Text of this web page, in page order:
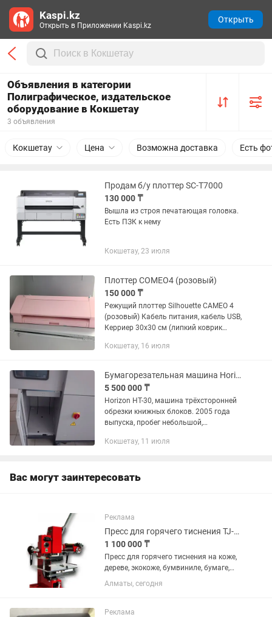
Объявления в категории
Полиграфическое, издательское
оборудование в Кокшетау
3 объявления
Кокшетау Цена Возможна доставка Есть
Продам б/у плоттер SC-T7000
130 000 ₸
Вышла из строя печатающая головка.
Есть ПЗК к нему
Кокшетау, 23 июля
Плоттер COMEO4 (розовый)
150 000 ₸
Режущий плоттер Silhouette CAMEO 4
(розовый) Кабель питания, кабель USB,
Керриер 30х30 см (липкий коврик
Чипированные переходники для ножей,
Кокшетау, 16 июля
Бумагорезательная машина Horizon HT-30, триммер
5 500 000 ₸
Horizon HT-30, машина трёхсторонней
обрезки книжных блоков. 2005 года
выпуска, пробег небольшой,
Кокшетау, 11 июля
Вас могут заинтересовать
Реклама
Пресс для горячего тиснения TJ-1E.
1 100 000 ₸
Пресс для горячего тиснения на коже,
дереве, экокоже, бумвиниле, бумаге,
PVC. Вес 120 кг., 220 вольт, , рабочий
стол 440330 мм., производство Китай
Алматы, сегодня
Реклама
Kaspi.kz
Открыть в Приложении Kaspi.kz
Открыть